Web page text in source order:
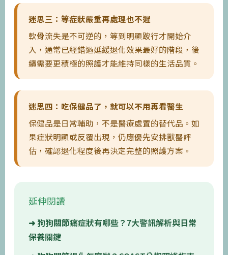
迷思三：等症狀嚴重再處理也不遲
軟骨流失是不可逆的，等到明顯跛行才開始介
入，通常已經錯過延緩退化效果最好的階段，後
續需要更積極的照護才能維持同樣的生活品質。
迷思四：吃保健品了，就可以不用再看醫生
保健品是日常輔助，不是醫療處置的替代品。如
果症狀明顯或反覆出現，仍應優先安排獸醫評
估，確認退化程度後再決定完整的照護方案。
延伸閱讀
狗狗關節痛症狀有哪些？7大警訊解析與日常
保養關鍵